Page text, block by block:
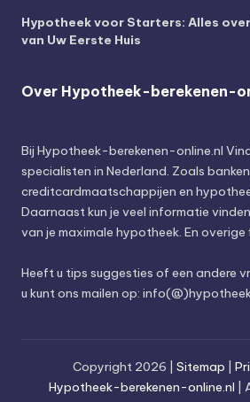
Hypotheek voor Starters: Alles
van Uw Eerste Huis
Over Hypotheek-berekenen-
Bij Hypotheek-berekenen-online.nl
specialisten in Nederland. Zoals
creditcardmaatschappijen en
Daarnaast kun je veel informatie
van je maximale hypotheek. En
Heeft u tips suggesties of een andere
u kunt ons mailen op:
Copyright 2026 | Sitemap
Hypotheek-berekenen-online.nl |